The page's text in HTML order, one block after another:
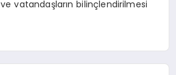
vatandaşların bilinçlendirilmesi